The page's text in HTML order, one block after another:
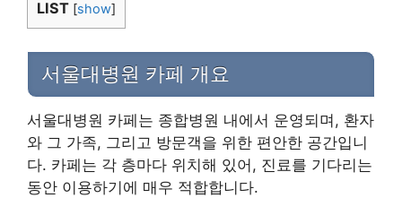
LIST [show]
서울대병원 카페 개요
서울대병원 카페는 종합병원 내에서 운영되며, 환자
와 그 가족, 그리고 방문객을 위한 편안한 공간입니
다. 카페는 각 층마다 위치해 있어, 진료를 기다리는
동안 이용하기에 매우 적합합니다.